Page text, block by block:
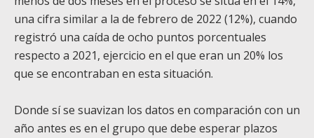
una cifra similar a la de febrero de 2022 (12%), cuando
registró una caída de ocho puntos porcentuales
respecto a 2021, ejercicio en el que eran un 20% los
que se encontraban en esta situación.
Donde sí se suavizan los datos en comparación con un
año antes es en el grupo que debe esperar plazos